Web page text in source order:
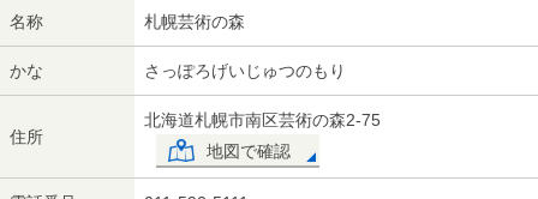
名称 札幌芸術の森
かな さっぽろげいじゅつのもり
住所
北海道札幌市南区芸術の森2-75
地図で確認